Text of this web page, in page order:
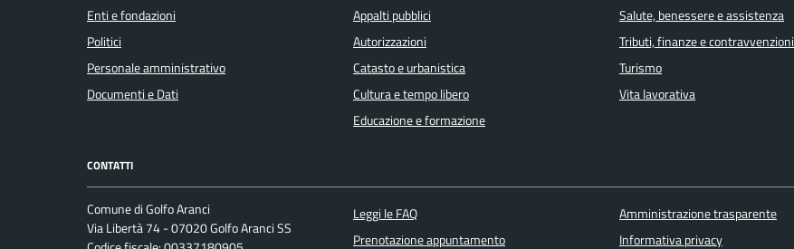
Enti e fondazioni
Politici
Personale amministrativo
Documenti e Dati
Appalti pubblici
Autorizzazioni
Catasto e urbanistica
Cultura e tempo libero
Educazione e formazione
Salute, benessere e assistenza
Tributi, finanze e contravvenzioni
Turismo
Vita lavorativa
CONTATTI
Comune di Golfo Aranci
Via Libertà 74 - 07020 Golfo Aranci SS
Leggi le FAQ
Prenotazione appuntamento
Amministrazione trasparente
Informativa privacy